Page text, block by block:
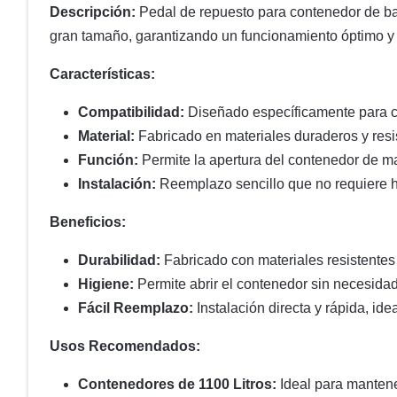
Descripción: Pedal de repuesto para contenedor de
gran tamaño, garantizando un funcionamiento óptimo
Características:
Compatibilidad: Diseñado específicamente para
Material: Fabricado en materiales duraderos y
Función: Permite la apertura del contenedor de
Instalación: Reemplazo sencillo que no requiere
Beneficios:
Durabilidad: Fabricado con materiales
Higiene: Permite abrir el contenedor sin
Fácil Reemplazo: Instalación directa y rápida,
Usos Recomendados:
Contenedores de 1100 Litros: Ideal para